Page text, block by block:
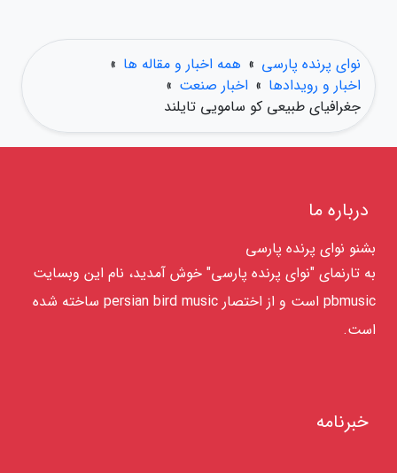
نوای پرنده پارسی » همه اخبار و مقاله ها »
اخبار و رویدادها » اخبار صنعت »
جغرافیای طبیعی کو سامویی تایلند
درباره ما
بشنو نوای پرنده پارسی
به تارنمای "نوای پرنده پارسی" خوش آمدید، نام این وبسایت
pbmusic است و از اختصار persian bird music ساخته شده
است.
خبرنامه